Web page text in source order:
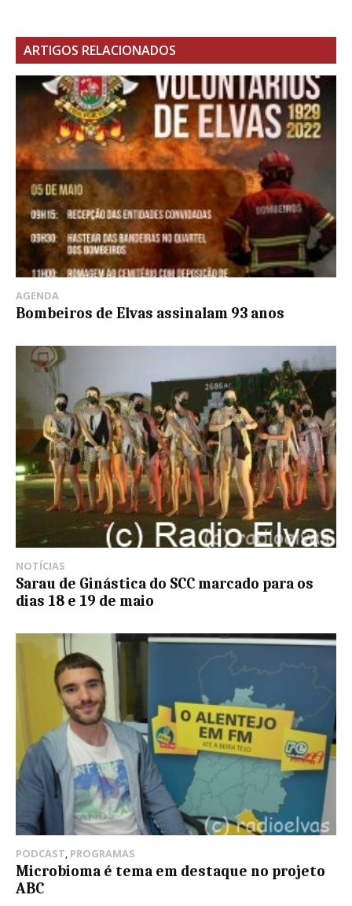
ARTIGOS RELACIONADOS
AGENDA
Bombeiros de Elvas assinalam 93 anos
NOTÍCIAS
Sarau de Ginástica do SCC marcado para os
dias 18 e 19 de maio
PODCAST, PROGRAMAS
Microbioma é tema em destaque no projeto
ABC